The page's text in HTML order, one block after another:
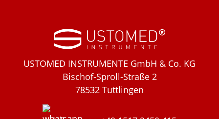
USTOMED INSTRUMENTE GmbH & Co. KG
Bischof-Sproll-Straße 2
78532 Tuttlingen